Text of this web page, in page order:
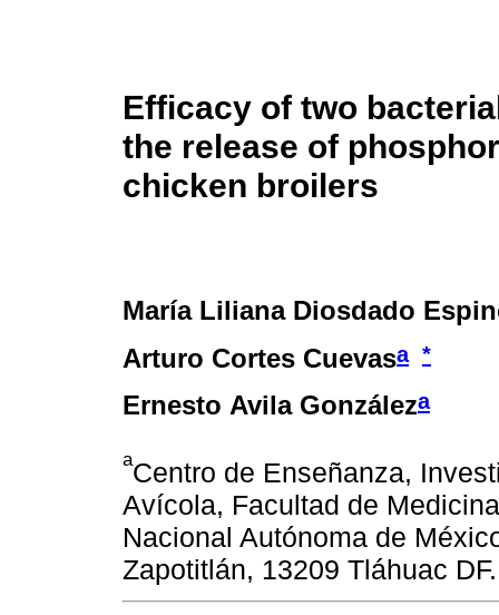
Efficacy of two
the release of
chicken broilers
María Liliana Diosdado
Arturo Cortes Cuevasa *
Ernesto Avila Gonzáleza
aCentro de Enseñanza,
Avícola, Facultad de
Nacional Autónoma de
Zapotitlán, 13209 Tláhuac